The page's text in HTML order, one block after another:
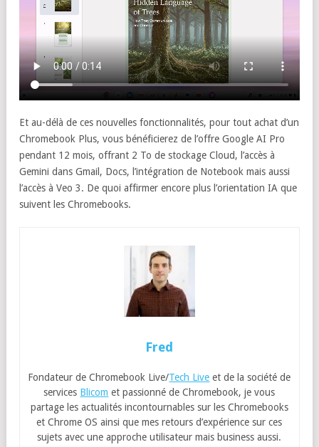
Et au-délà de ces nouvelles fonctionnalités, pour tout achat d’un
Chromebook Plus, vous bénéficierez de l’offre Google AI Pro
pendant 12 mois, offrant 2 To de stockage Cloud, l’accès à
Gemini dans Gmail, Docs, l’intégration de Notebook mais aussi
l’accès à Veo 3. De quoi affirmer encore plus l’orientation IA que
suivent les Chromebooks.
Fred
Fondateur de Chromebook Live/Tech Live et de la société de
services Blicom et passionné de Chromebook, je vous
partage les actualités incontournables sur les Chromebooks
et Chrome OS ainsi que mes retours d’expérience sur ces
sujets avec une approche utilisateur mais business aussi.